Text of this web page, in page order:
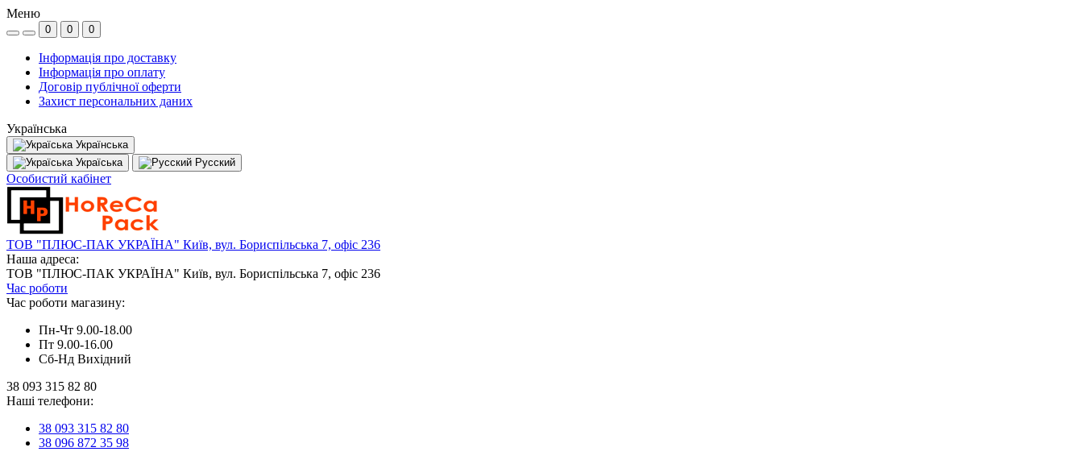
Меню
0 0 0
Інформація про доставку
Інформація про оплату
Договір публічної оферти
Захист персональних даних
Українська
Українська
Україська
Русский
Особистий кабінет
ТОВ "ПЛЮС-ПАК УКРАЇНА" Київ, вул. Бориспільська 7, офіс 236
Наша адреса:
ТОВ "ПЛЮС-ПАК УКРАЇНА" Київ, вул. Бориспільська 7, офіс 236
Час роботи
Час роботи магазину:
Пн-Чт 9.00-18.00
Пт 9.00-16.00
Сб-Нд Вихідний
38 093 315 82 80
Наші телефони:
38 093 315 82 80
38 096 872 35 98